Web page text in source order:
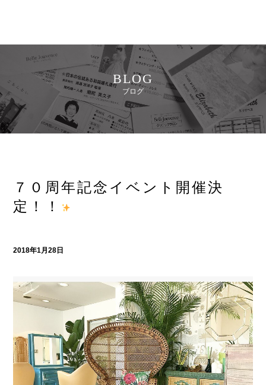
BLOG
ブログ
７０周年記念イベント開催決
定！！
2018年1月28日